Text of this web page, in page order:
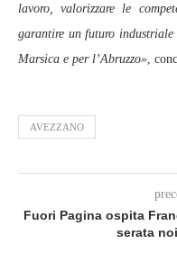
lavoro, valorizzare le
garantire un futuro
Marsica e per l’Abruzzo» ,
AVEZZANO
Fuori Pagina ospita
serata